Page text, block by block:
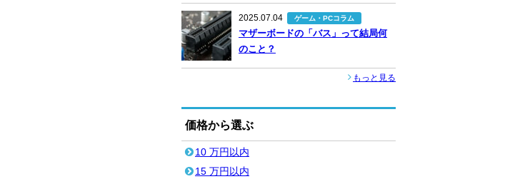
2025.07.04 ゲーム・PCコラム
マザーボードの「バス」って結局何
のこと？
もっと見る
価格から選ぶ
10 万円以内
15 万円以内